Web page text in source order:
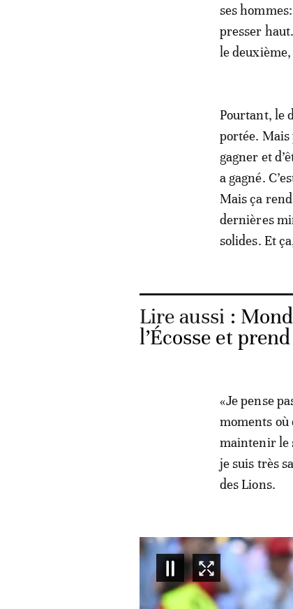
ses
presser
le deuxième,
Pourtant, le
portée. Mais
gagner et
a gagné.
Mais ça
dernières
solides. Et
Lire aussi :
l’Écosse et
«Je pense
moments où
maintenir le
je suis très
des Lions.